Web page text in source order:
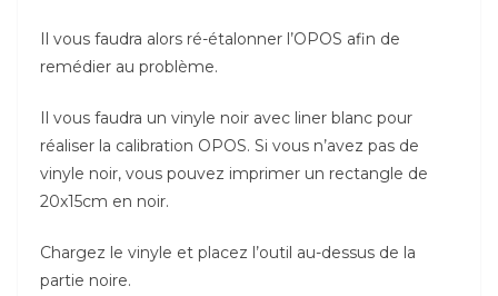
Il vous faudra alors ré-étalonner l’OPOS afin de
remédier au problème.
Il vous faudra un vinyle noir avec liner blanc pour
réaliser la calibration OPOS. Si vous n’avez pas de
vinyle noir, vous pouvez imprimer un rectangle de
20x15cm en noir.
Chargez le vinyle et placez l’outil au-dessus de la
partie noire.